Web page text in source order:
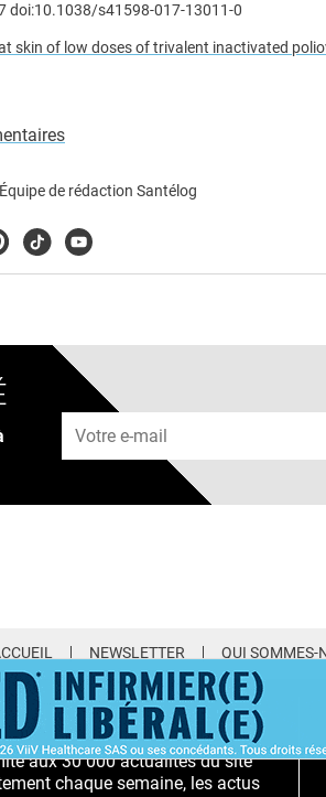
doi:10.1038/s41598-017-13011-0
skin of low doses of trivalent inactivated
Équipe de rédaction Santélog
TiktokYoutube
Adresse e-mail
NEWSLETTER QUI SOMMES-
PREMIUM
aux 30 000 actualités du site
chaque semaine, les actus